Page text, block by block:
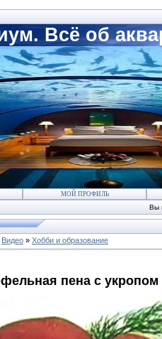
Всё об
МОЙ ПРОФИЛЬ
Вы
Видео » Хобби и образование
пена с укропом